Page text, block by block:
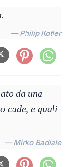
— Philip Kotler
da una
cade, e quali
— Mirko Badiale